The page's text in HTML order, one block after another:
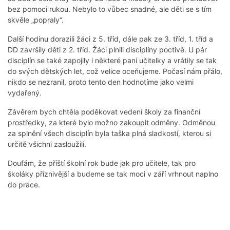
bez pomoci rukou. Nebylo to vůbec snadné, ale děti se s tím
skvěle „popraly“.
Další hodinu dorazili žáci z 5. tříd, dále pak ze 3. tříd, 1. tříd a
DD završily děti z 2. tříd. Žáci plnili disciplíny poctivě. U pár
disciplín se také zapojily i některé paní učitelky a vrátily se tak
do svých dětských let, což velice oceňujeme. Počasí nám přálo,
nikdo se nezranil, proto tento den hodnotíme jako velmi
vydařený.
Závěrem bych chtěla poděkovat vedení školy za finanční
prostředky, za které bylo možno zakoupit odměny. Odměnou
za splnění všech disciplín byla taška plná sladkostí, kterou si
určitě všichni zasloužili.
Doufám, že příští školní rok bude jak pro učitele, tak pro
školáky příznivější a budeme se tak moci v září vrhnout naplno
do práce.